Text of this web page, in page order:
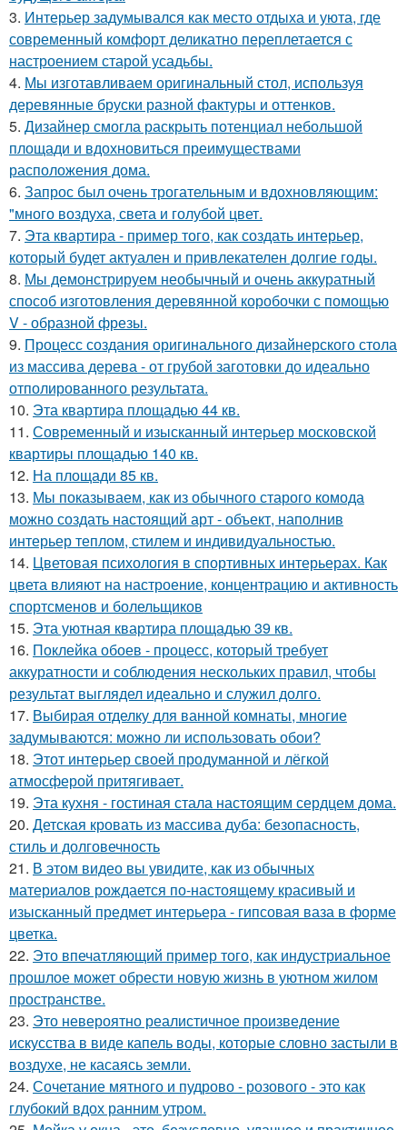
3. Интерьер задумывался как место отдыха и уюта, где
современный комфорт деликатно переплетается с
настроением старой усадьбы.
4. Мы изготавливаем оригинальный стол, используя
деревянные бруски разной фактуры и оттенков.
5. Дизайнер смогла раскрыть потенциал небольшой
площади и вдохновиться преимуществами
расположения дома.
6. Запрос был очень трогательным и вдохновляющим:
"много воздуха, света и голубой цвет.
7. Эта квартира - пример того, как создать интерьер,
который будет актуален и привлекателен долгие годы.
8. Мы демонстрируем необычный и очень аккуратный
способ изготовления деревянной коробочки с помощью
V - образной фрезы.
9. Процесс создания оригинального дизайнерского стола
из массива дерева - от грубой заготовки до идеально
отполированного результата.
10. Эта квартира площадью 44 кв.
11. Современный и изысканный интерьер московской
квартиры площадью 140 кв.
12. На площади 85 кв.
13. Мы показываем, как из обычного старого комода
можно создать настоящий арт - объект, наполнив
интерьер теплом, стилем и индивидуальностью.
14. Цветовая психология в спортивных интерьерах. Как
цвета влияют на настроение, концентрацию и активность
спортсменов и болельщиков
15. Эта уютная квартира площадью 39 кв.
16. Поклейка обоев - процесс, который требует
аккуратности и соблюдения нескольких правил, чтобы
результат выглядел идеально и служил долго.
17. Выбирая отделку для ванной комнаты, многие
задумываются: можно ли использовать обои?
18. Этот интерьер своей продуманной и лёгкой
атмосферой притягивает.
19. Эта кухня - гостиная стала настоящим сердцем дома.
20. Детская кровать из массива дуба: безопасность,
стиль и долговечность
21. В этом видео вы увидите, как из обычных
материалов рождается по-настоящему красивый и
изысканный предмет интерьера - гипсовая ваза в форме
цветка.
22. Это впечатляющий пример того, как индустриальное
прошлое может обрести новую жизнь в уютном жилом
пространстве.
23. Это невероятно реалистичное произведение
искусства в виде капель воды, которые словно застыли в
воздухе, не касаясь земли.
24. Сочетание мятного и пудрово - розового - это как
глубокий вдох ранним утром.